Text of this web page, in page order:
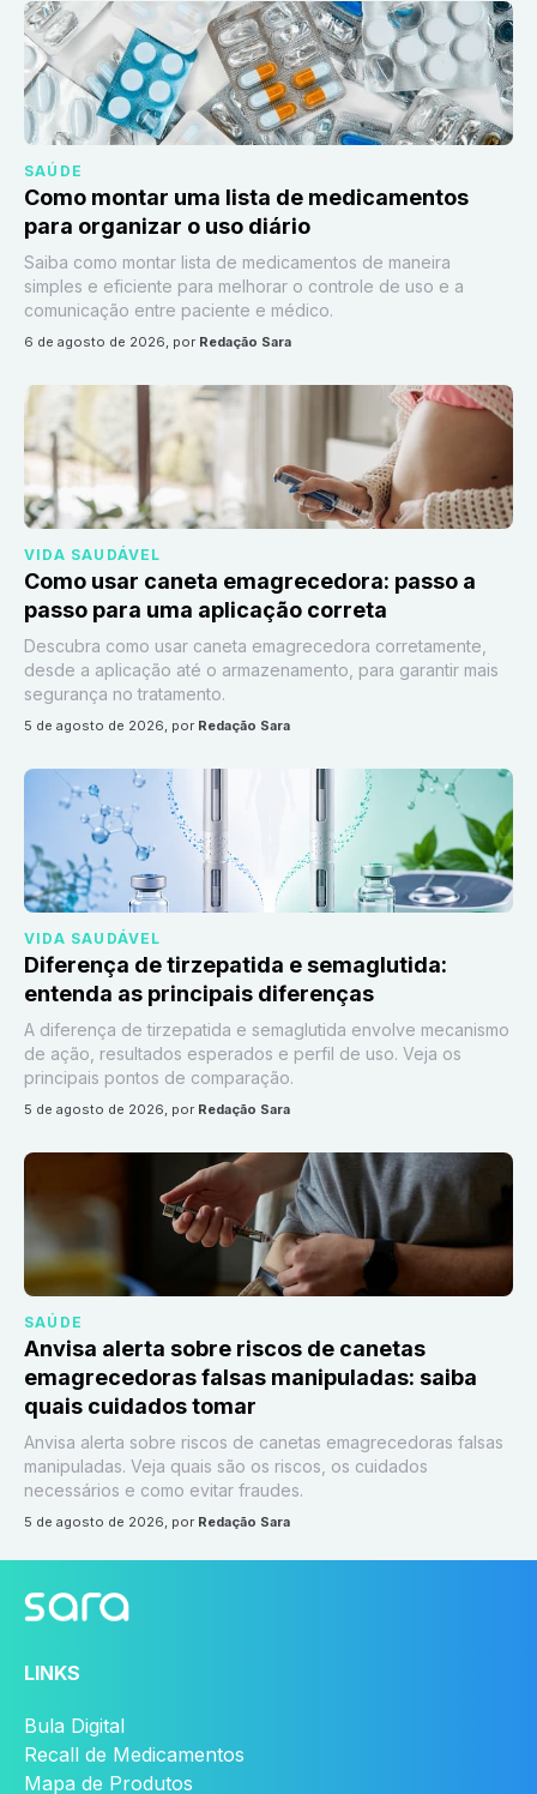
SAÚDE
Como montar uma lista de medicamentos
para organizar o uso diário
Saiba como montar lista de medicamentos de maneira
simples e eficiente para melhorar o controle de uso e a
comunicação entre paciente e médico.
6 de agosto de 2026, por Redação Sara
VIDA SAUDÁVEL
Como usar caneta emagrecedora: passo a
passo para uma aplicação correta
Descubra como usar caneta emagrecedora corretamente,
desde a aplicação até o armazenamento, para garantir mais
segurança no tratamento.
5 de agosto de 2026, por Redação Sara
VIDA SAUDÁVEL
Diferença de tirzepatida e semaglutida:
entenda as principais diferenças
A diferença de tirzepatida e semaglutida envolve mecanismo
de ação, resultados esperados e perfil de uso. Veja os
principais pontos de comparação.
5 de agosto de 2026, por Redação Sara
SAÚDE
Anvisa alerta sobre riscos de canetas
emagrecedoras falsas manipuladas: saiba
quais cuidados tomar
Anvisa alerta sobre riscos de canetas emagrecedoras falsas
manipuladas. Veja quais são os riscos, os cuidados
necessários e como evitar fraudes.
5 de agosto de 2026, por Redação Sara
LINKS
Bula Digital
Recall de Medicamentos
Mapa de Produtos